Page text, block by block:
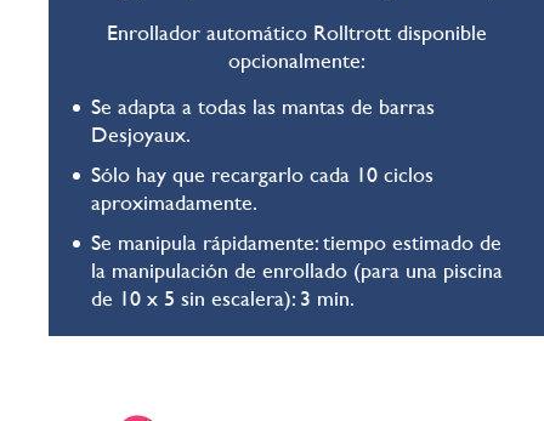
Enrollador automático Rolltrott disponible
opcionalmente:
Se adapta a todas las mantas de barras
Desjoyaux.
Sólo hay que recargarlo cada 10 ciclos
aproximadamente.
Se manipula rápidamente: tiempo estimado de
la manipulación de enrollado (para una piscina
de 10 x 5 sin escalera): 3 min.